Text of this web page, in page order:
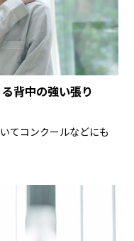
背中の強い張り
てコンクールなどにも